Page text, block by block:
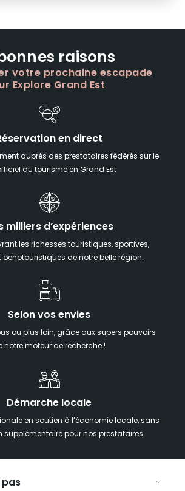
raisons
votre prochaine escapade
Explore Grand Est
en direct
auprès des prestataires fédérés sur le
du tourisme en Grand Est
milliers d’expériences
les richesses touristiques, sportives,
oenotouristiques de notre belle région.
Selon vos envies
ou plus loin, grâce aux supers pouvoirs
notre moteur de recherche !
Démarche locale
en soutien à l’économie locale, sans
pour nos prestataires
pas